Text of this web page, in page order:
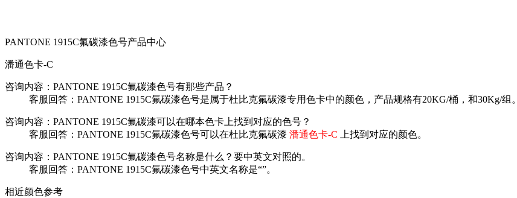
PANTONE 1915C氟碳漆色号产品中心
潘通色卡-C
咨询内容：PANTONE 1915C氟碳漆色号有那些产品？
客服回答：PANTONE 1915C氟碳漆色号是属于杜比克氟碳漆专用色卡中的颜色，产品规格有20KG/桶，和30Kg/组。
咨询内容：PANTONE 1915C氟碳漆可以在哪本色卡上找到对应的色号？
客服回答：PANTONE 1915C氟碳漆色号可以在杜比克氟碳漆 潘通色卡-C 上找到对应的颜色。
咨询内容：PANTONE 1915C氟碳漆色号名称是什么？要中英文对照的。
客服回答：PANTONE 1915C氟碳漆色号中英文名称是“”。
相近颜色参考